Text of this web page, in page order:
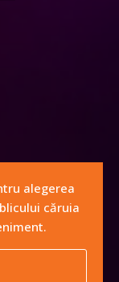
alegerea
căruia